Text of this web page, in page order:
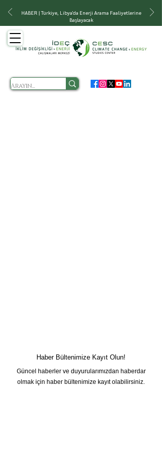
HABER | Türkiye, Libya'da Enerji Arama Faaliyetlerine
Başlayacak
Haber Bültenimize Kayıt Olun!
Güncel haberler ve duyurularımızdan haberdar
olmak için haber bültenimize kayıt olabilirsiniz.